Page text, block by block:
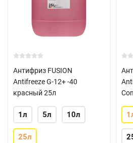
Антифриз FUSION
Antifreeze G-12+ -40
красный 25л
1л 5л 10л
25л